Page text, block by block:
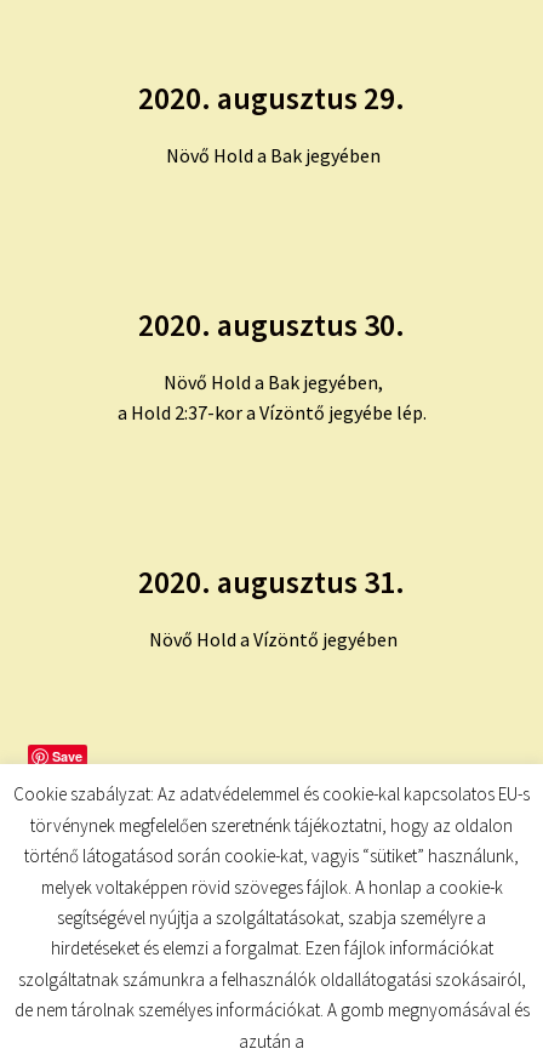
2020. augusztus 29.
Növő Hold a Bak jegyében
2020. augusztus 30.
Növő Hold a Bak jegyében,
a Hold 2:37-kor a Vízöntő jegyébe lép.
2020. augusztus 31.
Növő Hold a Vízöntő jegyében
Save
© TUDATKULCS 2026
Cookie szabályzat: Az adatvédelemmel és cookie-kal kapcsolatos EU-s
törvénynek megfelelően szeretnénk tájékoztatni, hogy az oldalon
történő látogatásod során cookie-kat, vagyis “sütiket” használunk,
melyek voltaképpen rövid szöveges fájlok. A honlap a cookie-k
segítségével nyújtja a szolgáltatásokat, szabja személyre a
hirdetéseket és elemzi a forgalmat. Ezen fájlok információkat
szolgáltatnak számunkra a felhasználók oldallátogatási szokásairól,
de nem tárolnak személyes információkat. A gomb megnyomásával és
azután a